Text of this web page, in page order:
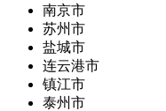
南京市
苏州市
盐城市
连云港市
镇江市
泰州市